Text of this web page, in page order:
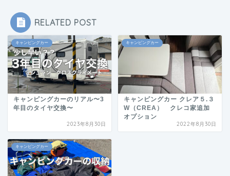
RELATED POST
キャンピングカー
キャンピングカーのリアル〜3
年目のタイヤ交換〜
2023年8月30日
キャンピングカー
キャンピングカー クレア５.３
W（CREA） クレコ家追加
オプション
2022年8月30日
キャンピングカー